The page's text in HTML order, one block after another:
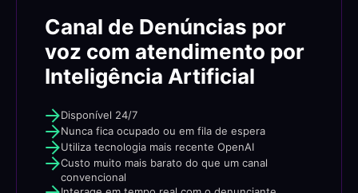
Canal de Denúncias por
voz com atendimento por
Inteligência Artificial
Disponível 24/7
Nunca fica ocupado ou em fila de espera
Utiliza tecnologia mais recente OpenAI
Custo muito mais barato do que um canal
convencional